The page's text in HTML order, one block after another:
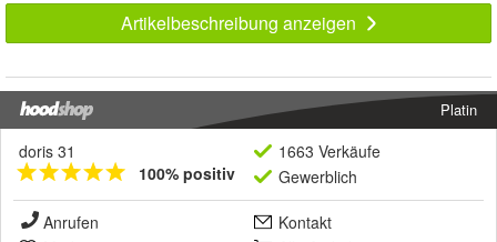
Artikelbeschreibung anzeigen
Platin
doris 31
100% positiv
1663 Verkäufe
Gewerblich
Anrufen
Kontakt